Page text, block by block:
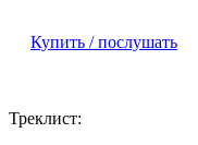
Купить / послушать
Треклист: